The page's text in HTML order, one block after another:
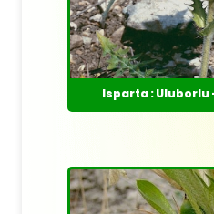
Isparta : Uluborlu